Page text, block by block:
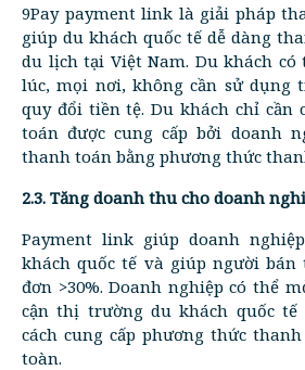
9Pay payment link là giải pháp
giúp du khách quốc tế dễ dàng
du lịch tại Việt Nam. Du khách
lúc, mọi nơi, không cần sử dụng
quy đổi tiền tệ. Du khách chỉ cần
toán được cung cấp bởi doanh
thanh toán bằng phương thức
2.3. Tăng doanh thu cho doanh
Payment link giúp doanh
khách quốc tế và giúp người bán
đơn >30%. Doanh nghiệp có thể
cận thị trường du khách quốc tế
cách cung cấp phương thức
toàn.